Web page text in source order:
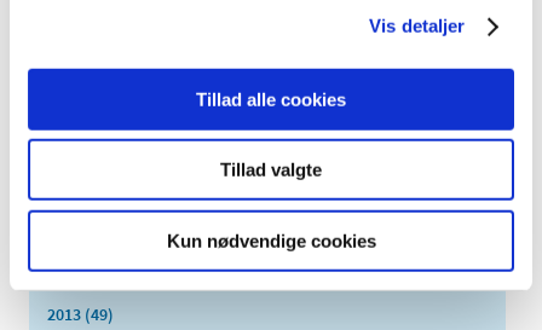
Vis detaljer
Tillad alle cookies
Tillad valgte
Kun nødvendige cookies
2018 (150)
2016 (167)
2013 (49)